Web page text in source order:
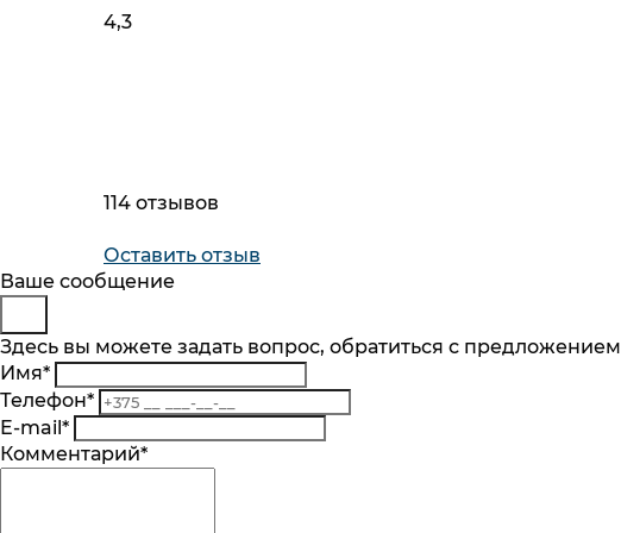
4,3
114 отзывов
Оставить отзыв
Будьте в курсе
Подпишитесь на последние обновления и
Я согласен на обработку
механизмом их реализации, последствиями дачи
Заказ обратного звонка
Представьтесь
Телефон
Комментарий
Ваше сообщение
Здесь вы можете задать вопрос, обратиться с
Имя*
Телефон*
E-mail*
Комментарий*